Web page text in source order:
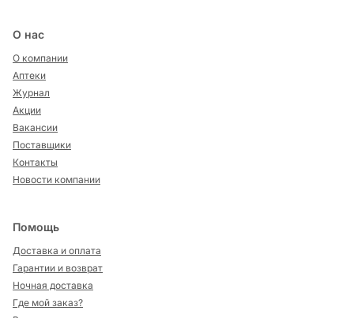
О нас
О компании
Аптеки
Журнал
Акции
Вакансии
Поставщики
Контакты
Новости компании
Помощь
Доставка и оплата
Гарантии и возврат
Ночная доставка
Где мой заказ?